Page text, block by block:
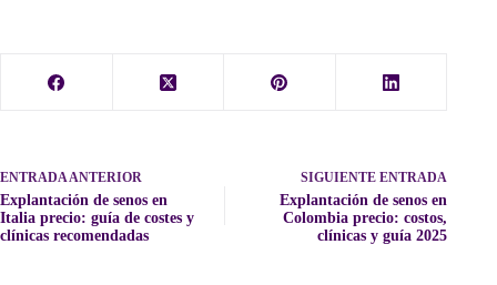
ENTRADAANTERIOR
Explantación de senos en
Italia precio: guía de costes y
clínicas recomendadas
SIGUIENTEENTRADA
Explantación de senos en
Colombia precio: costos,
clínicas y guía 2025